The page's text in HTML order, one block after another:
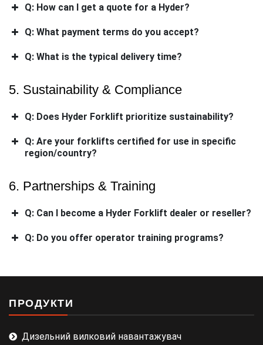
Q: How can I get a quote for a Hyder?
Q: What payment terms do you accept?
Q: What is the typical delivery time?
5. Sustainability & Compliance
Q: Does Hyder Forklift prioritize sustainability?
Q: Are your forklifts certified for use in specific
region/country?
6. Partnerships & Training
Q: Can I become a Hyder Forklift dealer or reseller?
Q: Do you offer operator training programs?
ПРОДУКТИ
Дизельний вилковий навантажувач